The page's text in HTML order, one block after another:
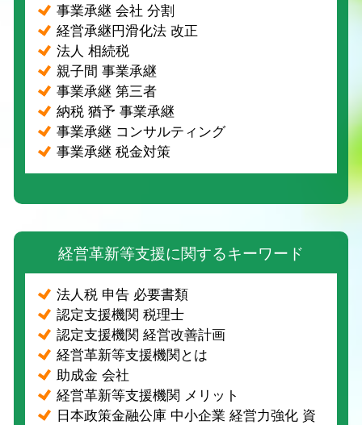
事業承継 会社 分割
経営承継円滑化法 改正
法人 相続税
親子間 事業承継
事業承継 第三者
納税 猶予 事業承継
事業承継 コンサルティング
事業承継 税金対策
経営革新等支援に関するキーワード
法人税 申告 必要書類
認定支援機関 税理士
認定支援機関 経営改善計画
経営革新等支援機関とは
助成金 会社
経営革新等支援機関 メリット
日本政策金融公庫 中小企業 経営力強化 資